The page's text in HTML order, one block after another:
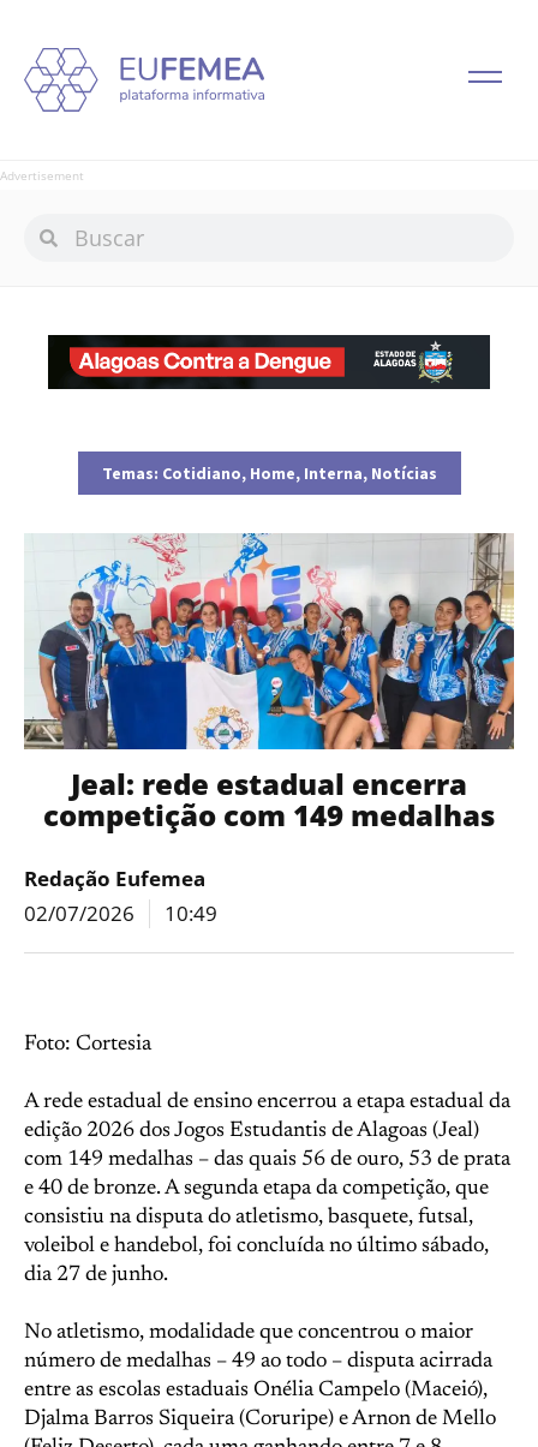
Advertisement
Temas: Cotidiano, Home, Interna, Notícias
Jeal: rede estadual encerra
competição com 149 medalhas
Redação Eufemea
02/07/2026
10:49
Foto: Cortesia
A rede estadual de ensino encerrou a etapa estadual da
edição 2026 dos Jogos Estudantis de Alagoas (Jeal)
com 149 medalhas – das quais 56 de ouro, 53 de prata
e 40 de bronze. A segunda etapa da competição, que
consistiu na disputa do atletismo, basquete, futsal,
voleibol e handebol, foi concluída no último sábado,
dia 27 de junho.
No atletismo, modalidade que concentrou o maior
número de medalhas – 49 ao todo – disputa acirrada
entre as escolas estaduais Onélia Campelo (Maceió),
Djalma Barros Siqueira (Coruripe) e Arnon de Mello